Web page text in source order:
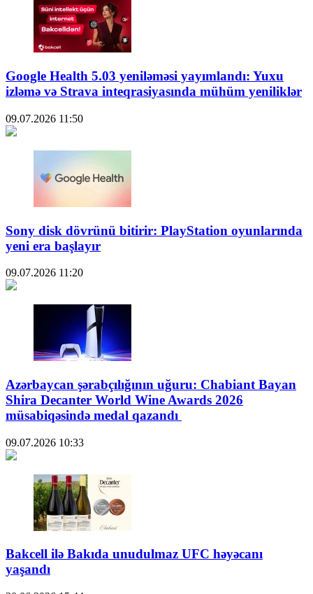
Google Health 5.03 yeniləməsi yayımlandı: Yuxu
izləmə və Strava inteqrasiyasında mühüm yeniliklər
09.07.2026 11:50
Sony disk dövrünü bitirir: PlayStation oyunlarında
yeni era başlayır
09.07.2026 11:20
Azərbaycan şərabçılığının uğuru: Chabiant Bayan
Shira Decanter World Wine Awards 2026
müsabiqəsində medal qazandı
09.07.2026 10:33
Bakcell ilə Bakıda unudulmaz UFC həyəcanı
yaşandı